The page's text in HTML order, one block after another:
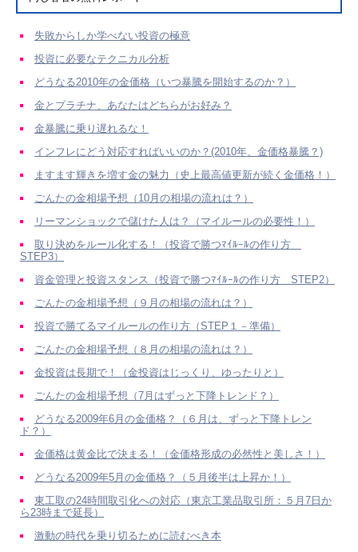
失敗からしか学べない投資の極意
投資に必要なテクニカル分析
どうなる2010年の金価格（いつ暴騰を開始するのか？）
金とプラチナ、あなたはどちらがお好み？
金暴騰に乗り遅れるな！
インフレにどう対応すればいいのか？(2010年、金価格暴騰？)
ますます輝きを増す金の魅力（史上最高値更新が続く金価格！）
ごんたの金相場予想（10月の相場の流れは？）
リーマンショックで儲けた人は？（マイルールの必要性！）
取り決めをルール化する！（投資で勝つﾏｲﾙｰﾙの作り方
STEP3）
資金管理と投資スタンス（投資で勝つﾏｲﾙｰﾙの作り方 STEP2）
ごんたの金相場予想（９月の相場の流れは？）
投資で勝てるマイルールの作り方（STEP１－準備）
ごんたの金相場予想（８月の相場の流れは？）
金投資は長期で！（金投資はじっくり、ゆったりと）
ごんたの金相場予想（7月はずっと下降トレンド？）
どうなる2009年6月の金価格？（６月は、ずっと下降トレン
ド？）
金価格は黄金比で決まる！（金価格形成の必然性と美しさ！）
どうなる2009年5月の金価格？（５月後半は上昇か！）
東工取の24時間取引化への対応（東京工業品取引所：５月7日か
ら23時まで延長）
激動の時代を乗り切るために読むべき本